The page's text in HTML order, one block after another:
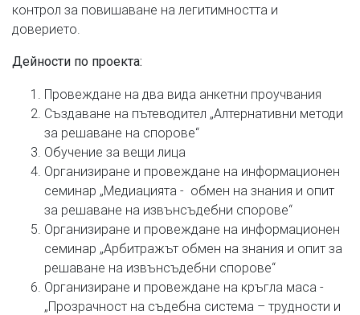
контрол за повишаване на легитимността и
доверието.
Дейности по проекта:
Провеждане на два вида анкетни проучвания
Създаване на пътеводител „Алтернативни методи
за решаване на спорове“
Обучение за вещи лица
Организиране и провеждане на информационен
семинар „Медиацията - обмен на знания и опит
за решаване на извънсъдебни спорове“
Организиране и провеждане на информационен
семинар „Арбитражът обмен на знания и опит за
решаване на извънсъдебни спорове“
Организиране и провеждане на кръгла маса -
„Прозрачност на съдебна система – трудности и